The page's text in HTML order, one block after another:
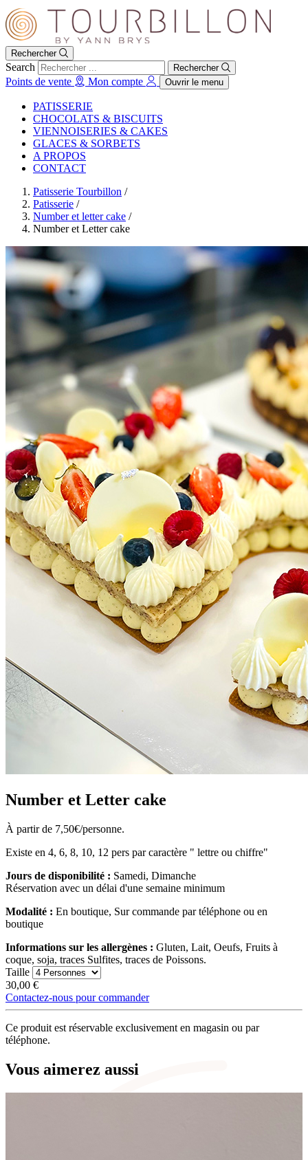
Rechercher
Search Rechercher
Points de vente Mon compte Ouvrir le menu
PATISSERIE
CHOCOLATS & BISCUITS
VIENNOISERIES & CAKES
GLACES & SORBETS
A PROPOS
CONTACT
Patisserie Tourbillon /
Patisserie /
Number et letter cake /
Number et Letter cake
Number et Letter cake
À partir de 7,50€/personne.
Existe en 4, 6, 8, 10, 12 pers par caractère " lettre ou chiffre"
Jours de disponibilité : Samedi, Dimanche
Réservation avec un délai d'une semaine minimum
Modalité : En boutique, Sur commande par téléphone ou en
boutique
Informations sur les allergènes : Gluten, Lait, Oeufs, Fruits à
coque, soja, traces Sulfites, traces de Poissons.
Taille
30,00 €
Contactez-nous pour commander
Ce produit est réservable exclusivement en magasin ou par
téléphone.
Vous aimerez aussi